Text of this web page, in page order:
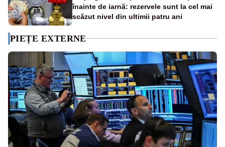
înainte de iarnă: rezervele sunt la cel mai
scăzut nivel din ultimii patru ani
PIEȚE EXTERNE